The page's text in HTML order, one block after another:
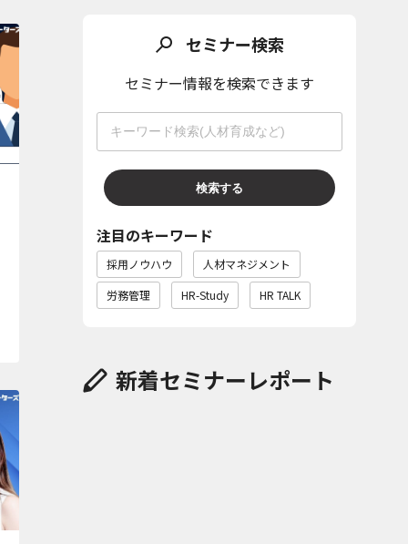
セミナー検索
セミナー情報を検索できます
検索する
注目のキーワード
採用ノウハウ
人材マネジメント
労務管理
HR-Study HR TALK
新着セミナーレポート